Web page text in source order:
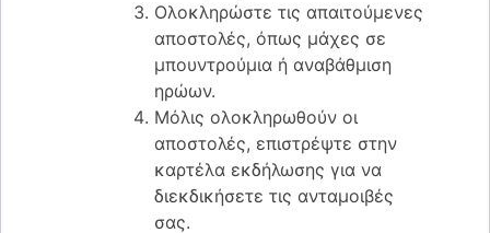
Ολοκληρώστε τις απαιτούμενες
αποστολές, όπως μάχες σε
μπουντρούμια ή αναβάθμιση
ηρώων.
Μόλις ολοκληρωθούν οι
αποστολές, επιστρέψτε στην
καρτέλα εκδήλωσης για να
διεκδικήσετε τις ανταμοιβές
σας.